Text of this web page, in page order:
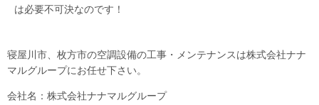
は必要不可決なのです！
寝屋川市、枚方市の空調設備の工事・メンテナンスは株式会社ナナ
マルグループにお任せ下さい。
会社名：株式会社ナナマルグループ